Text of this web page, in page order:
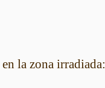
la zona irradiada: